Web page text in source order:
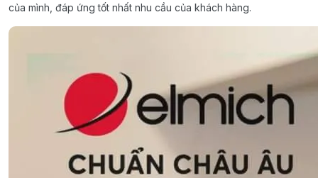
của mình, đáp ứng tốt nhất nhu cầu của khách hàng.